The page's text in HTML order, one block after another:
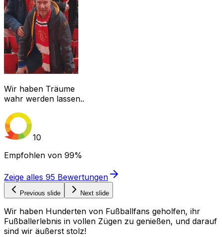
Wir haben Träume
wahr werden lassen..
10
Empfohlen von 99%
Zeige alles 95 Bewertungen
Previous slide Next slide
Wir haben Hunderten von Fußballfans geholfen, ihr
Fußballerlebnis in vollen Zügen zu genießen, und darauf
sind wir äußerst stolz!